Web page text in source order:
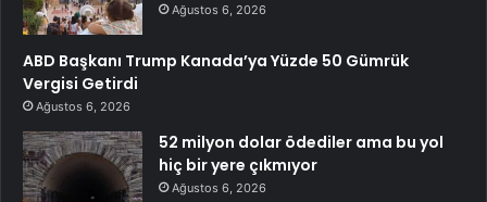
Ağustos 6, 2026
ABD Başkanı Trump Kanada’ya Yüzde 50 Gümrük
Vergisi Getirdi
Ağustos 6, 2026
52 milyon dolar ödediler ama bu yol
hiç bir yere çıkmıyor
Ağustos 6, 2026